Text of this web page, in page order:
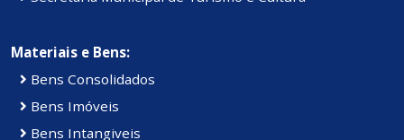
Materiais e Bens:
Bens Consolidados
Bens Imóveis
Bens Intangiveis